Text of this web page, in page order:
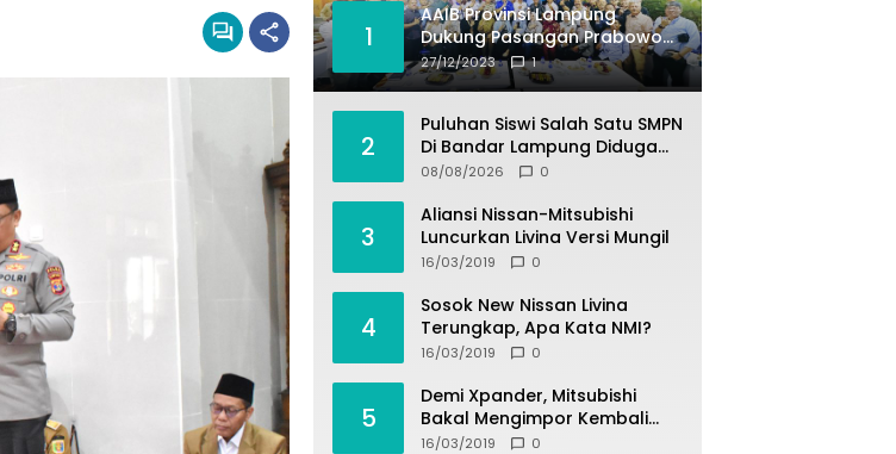
1
AAIB Provinsi Lampung
Dukung Pasangan Prabowo-
Gibran
27/12/2023 1
2
Puluhan Siswi Salah Satu SMPN
Di Bandar Lampung Diduga
Mengalami Pelecehan Oleh
08/08/2026 0
3
Aliansi Nissan-Mitsubishi
Luncurkan Livina Versi Mungil
16/03/2019 0
4
Sosok New Nissan Livina
Terungkap, Apa Kata NMI?
16/03/2019 0
5
Demi Xpander, Mitsubishi
Bakal Mengimpor Kembali
Pajero Sport
16/03/2019 0